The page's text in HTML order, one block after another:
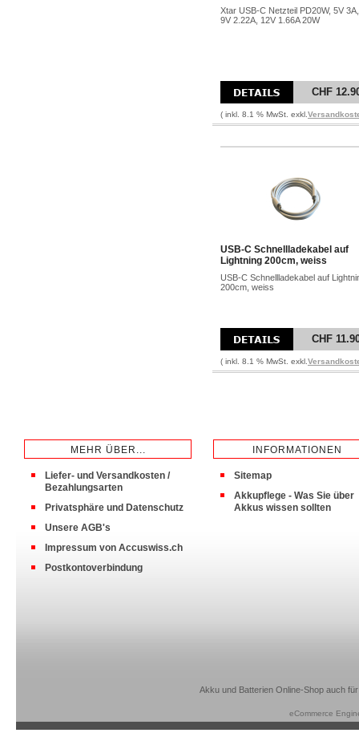
Xtar USB-C Netzteil PD20W, 5V 3A,
9V 2.22A, 12V 1.66A 20W
CHF
( inkl. 8.1 % MwSt. exkl.
USB-C Schnellladekabel auf
Lightning 200cm, weiss
USB-C Schnellladekabel auf
200cm, weiss
CHF
( inkl. 8.1 % MwSt. exkl.
MEHR ÜBER...
Liefer- und Versandkosten /
Bezahlungsarten
Privatsphäre und Datenschutz
Unsere AGB's
Impressum von Accuswiss.ch
Postkontoverbindung
INFORMATIONEN
Sitemap
Akkupflege - Was Sie über
Akkus wissen sollten
Akku und Batterien Online-Shop auch
eCommerce